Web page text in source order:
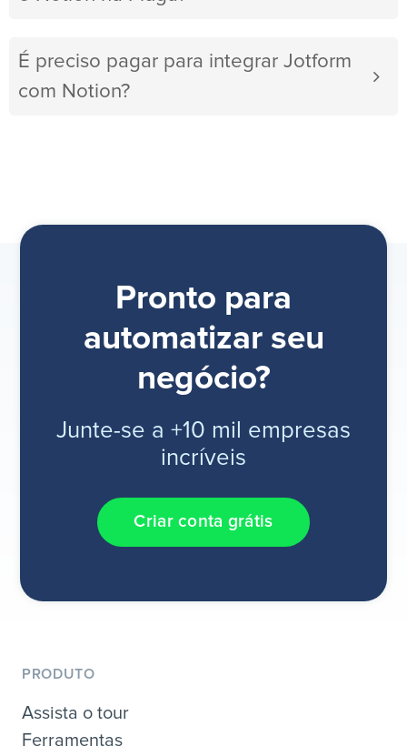
É preciso pagar para integrar Jotform
com Notion?
Pronto para
automatizar seu
negócio?
Junte-se a +10 mil empresas
incríveis
Criar conta grátis
PRODUTO
Assista o tour
Ferramentas